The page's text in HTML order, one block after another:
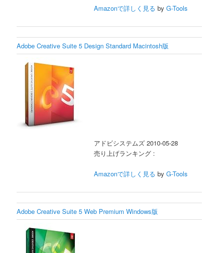
Amazonで詳しく見る byG-Tools
Adobe Creative Suite 5 Design Standard Macintosh版
アドビシステムズ 2010-05-28
売り上げランキング :
Amazonで詳しく見る byG-Tools
Adobe Creative Suite 5 Web Premium Windows版